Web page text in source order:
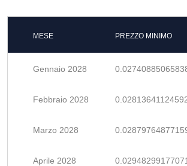
MESE PREZZO MINIMO
Gennaio 2028
Febbraio 2028
Marzo 2028
Aprile 2028